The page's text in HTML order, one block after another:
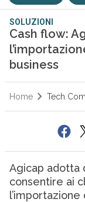
SOLUZIONI
Cash flow:
business
Home Tech
Agicap adotta
consentire ai